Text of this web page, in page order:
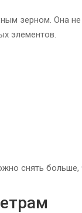
зерном. Она
элементов.
снять